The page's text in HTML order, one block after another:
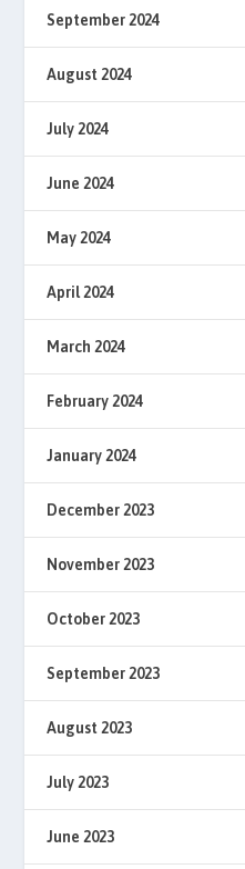
September 2024
August 2024
July 2024
June 2024
May 2024
April 2024
March 2024
February 2024
January 2024
December 2023
November 2023
October 2023
September 2023
August 2023
July 2023
June 2023